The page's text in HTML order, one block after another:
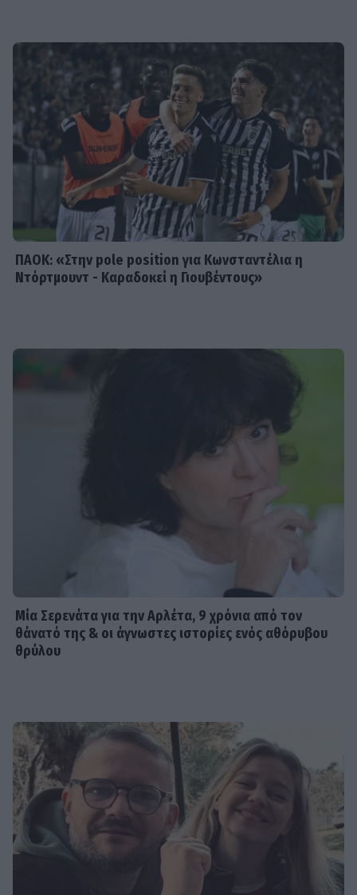
Daphne Lawrence: «Το πρώτο μου
τραγούδι το έγραψα όταν πήγαινα Ε’
Δημοτικού¬
Μπαμπά σ’ αγαπώ - Ελένη Σακκά: Η
Μαίρη δεν λειτουργεί συνειδητά για
να δημιουργεί χάος
ΠΑΟΚ: «Στην pole position για Κωνσταντέλια η
Ντόρτμουντ - Καραδοκεί η Γιουβέντους»
Μία Σερενάτα για την Αρλέτα, 9 χρόνια από τον
θάνατό της & οι άγνωστες ιστορίες ενός αθόρυβου
θρύλου